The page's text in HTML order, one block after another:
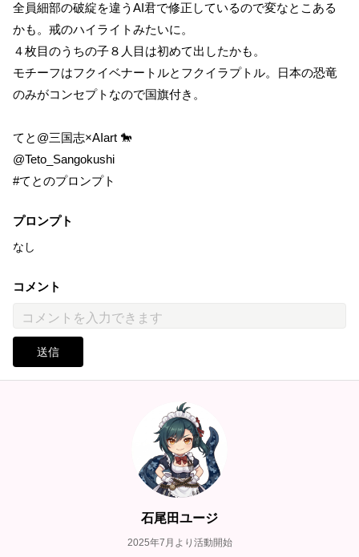
全員細部の破綻を違うAI君で修正しているので変なとこある
かも。戒のハイライトみたいに。
４枚目のうちの子８人目は初めて出したかも。
モチーフはフクイベナートルとフクイラプトル。日本の恐竜
のみがコンセプトなので国旗付き。
てと@三国志×AIart 🐎
@Teto_Sangokushi
#てとのプロンプト
プロンプト
なし
コメント
送信
石尾田ユージ
2025年7月より活動開始